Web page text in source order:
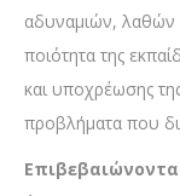
αδυναμιών, λαθών
ποιότητα της
και υποχρέωσης
προβλήματα που